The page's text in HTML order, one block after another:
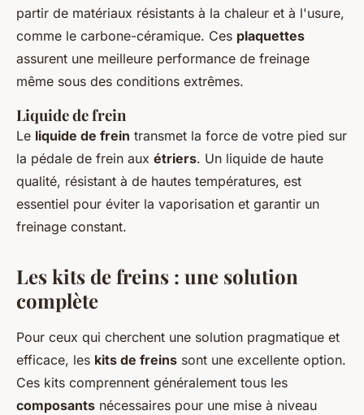
partir de matériaux résistants à la chaleur et à l'usure,
comme le carbone-céramique. Ces plaquettes
assurent une meilleure performance de freinage
même sous des conditions extrêmes.
Liquide de frein
Le liquide de frein transmet la force de votre pied sur
la pédale de frein aux étriers. Un liquide de haute
qualité, résistant à de hautes températures, est
essentiel pour éviter la vaporisation et garantir un
freinage constant.
Les kits de freins : une solution
complète
Pour ceux qui cherchent une solution pragmatique et
efficace, les kits de freins sont une excellente option.
Ces kits comprennent généralement tous les
composants nécessaires pour une mise à niveau